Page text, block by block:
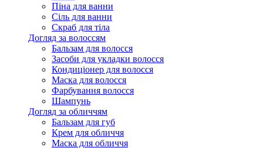
Піна для ванни
Сіль для ванни
Скраб для тіла
Догляд за волоссям
Бальзам для волосся
Засоби для укладки волосся
Кондиціонер для волосся
Маска для волосся
Фарбування волосся
Шампунь
Догляд за обличчям
Бальзам для губ
Крем для обличчя
Маска для обличчя